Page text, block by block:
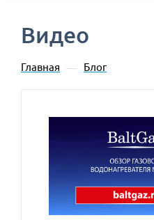
Видео
Главная — Блог